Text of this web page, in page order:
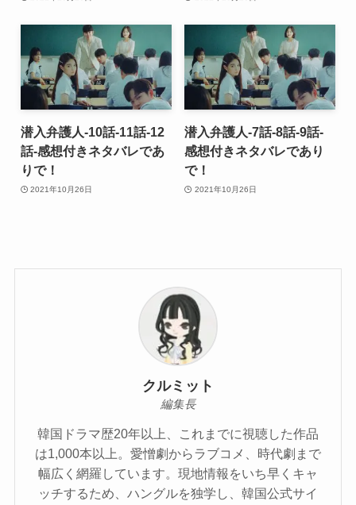
潜入弁護人-10話-11話-12
話-感想付きネタバレであ
りで！
2021年10月26日
潜入弁護人-7話-8話-9話-
感想付きネタバレであり
で！
2021年10月26日
クルミット
編集長
韓国ドラマ歴20年以上、これまでに視聴した作品
は1,000本以上。愛憎劇からラブコメ、時代劇まで
幅広く網羅しています。現地情報をいち早くキャ
ッチするため、ハングルを独学し、韓国公式サイ